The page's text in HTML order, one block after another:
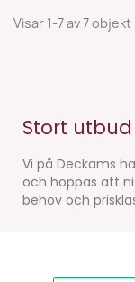
Visar 1-7 av 7 objekt
Stort
Vi på Deckams
och hoppas att
behov och